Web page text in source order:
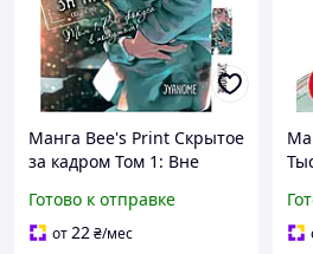
Манга Bee's Print Скрытое
за кадром Том 1: Вне
Tasogare Out Focus BP
TOF 01
Готово к отправке
от22₴/мес